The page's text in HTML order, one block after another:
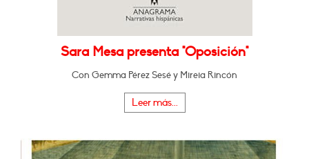
Sara Mesa presenta "Oposición"
Con Gemma Pérez Sesé y Mireia Rincón
Leer más...